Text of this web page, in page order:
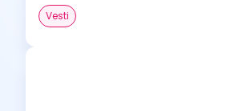
Vesti